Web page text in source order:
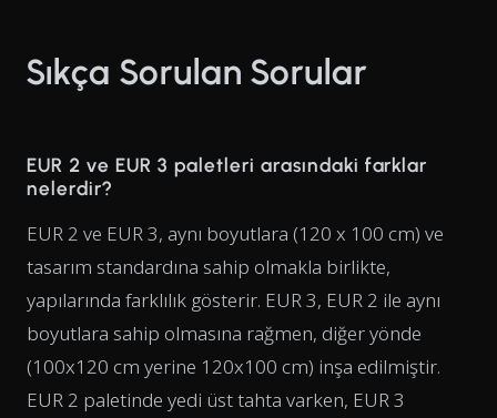
Sıkça Sorulan Sorular
EUR 2 ve EUR 3 paletleri arasındaki farklar
nelerdir?
EUR 2 ve EUR 3, aynı boyutlara (120 x 100 cm) ve
tasarım standardına sahip olmakla birlikte,
yapılarında farklılık gösterir. EUR 3, EUR 2 ile aynı
boyutlara sahip olmasına rağmen, diğer yönde
(100x120 cm yerine 120x100 cm) inşa edilmiştir.
EUR 2 paletinde yedi üst tahta varken, EUR 3